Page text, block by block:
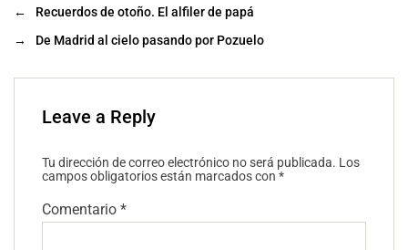
←
Recuerdos de otoño. El alfiler de papá
→
De Madrid al cielo pasando por Pozuelo
Leave a Reply
Tu dirección de correo electrónico no será publicada. Los
campos obligatorios están marcados con *
Comentario *